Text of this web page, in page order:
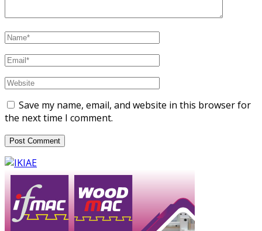
Save my name, email, and website in this browser for
the next time I comment.